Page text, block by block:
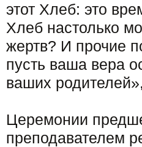
этот Хлеб: это
Хлеб настолько
жертв? И прочие
пусть ваша вера
ваших
Церемонии
преподавателем